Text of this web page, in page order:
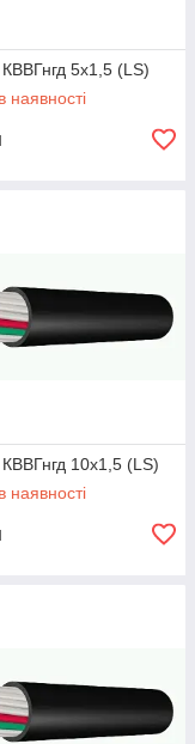
5х1,5 (LS)
наявності
10х1,5 (LS)
наявності